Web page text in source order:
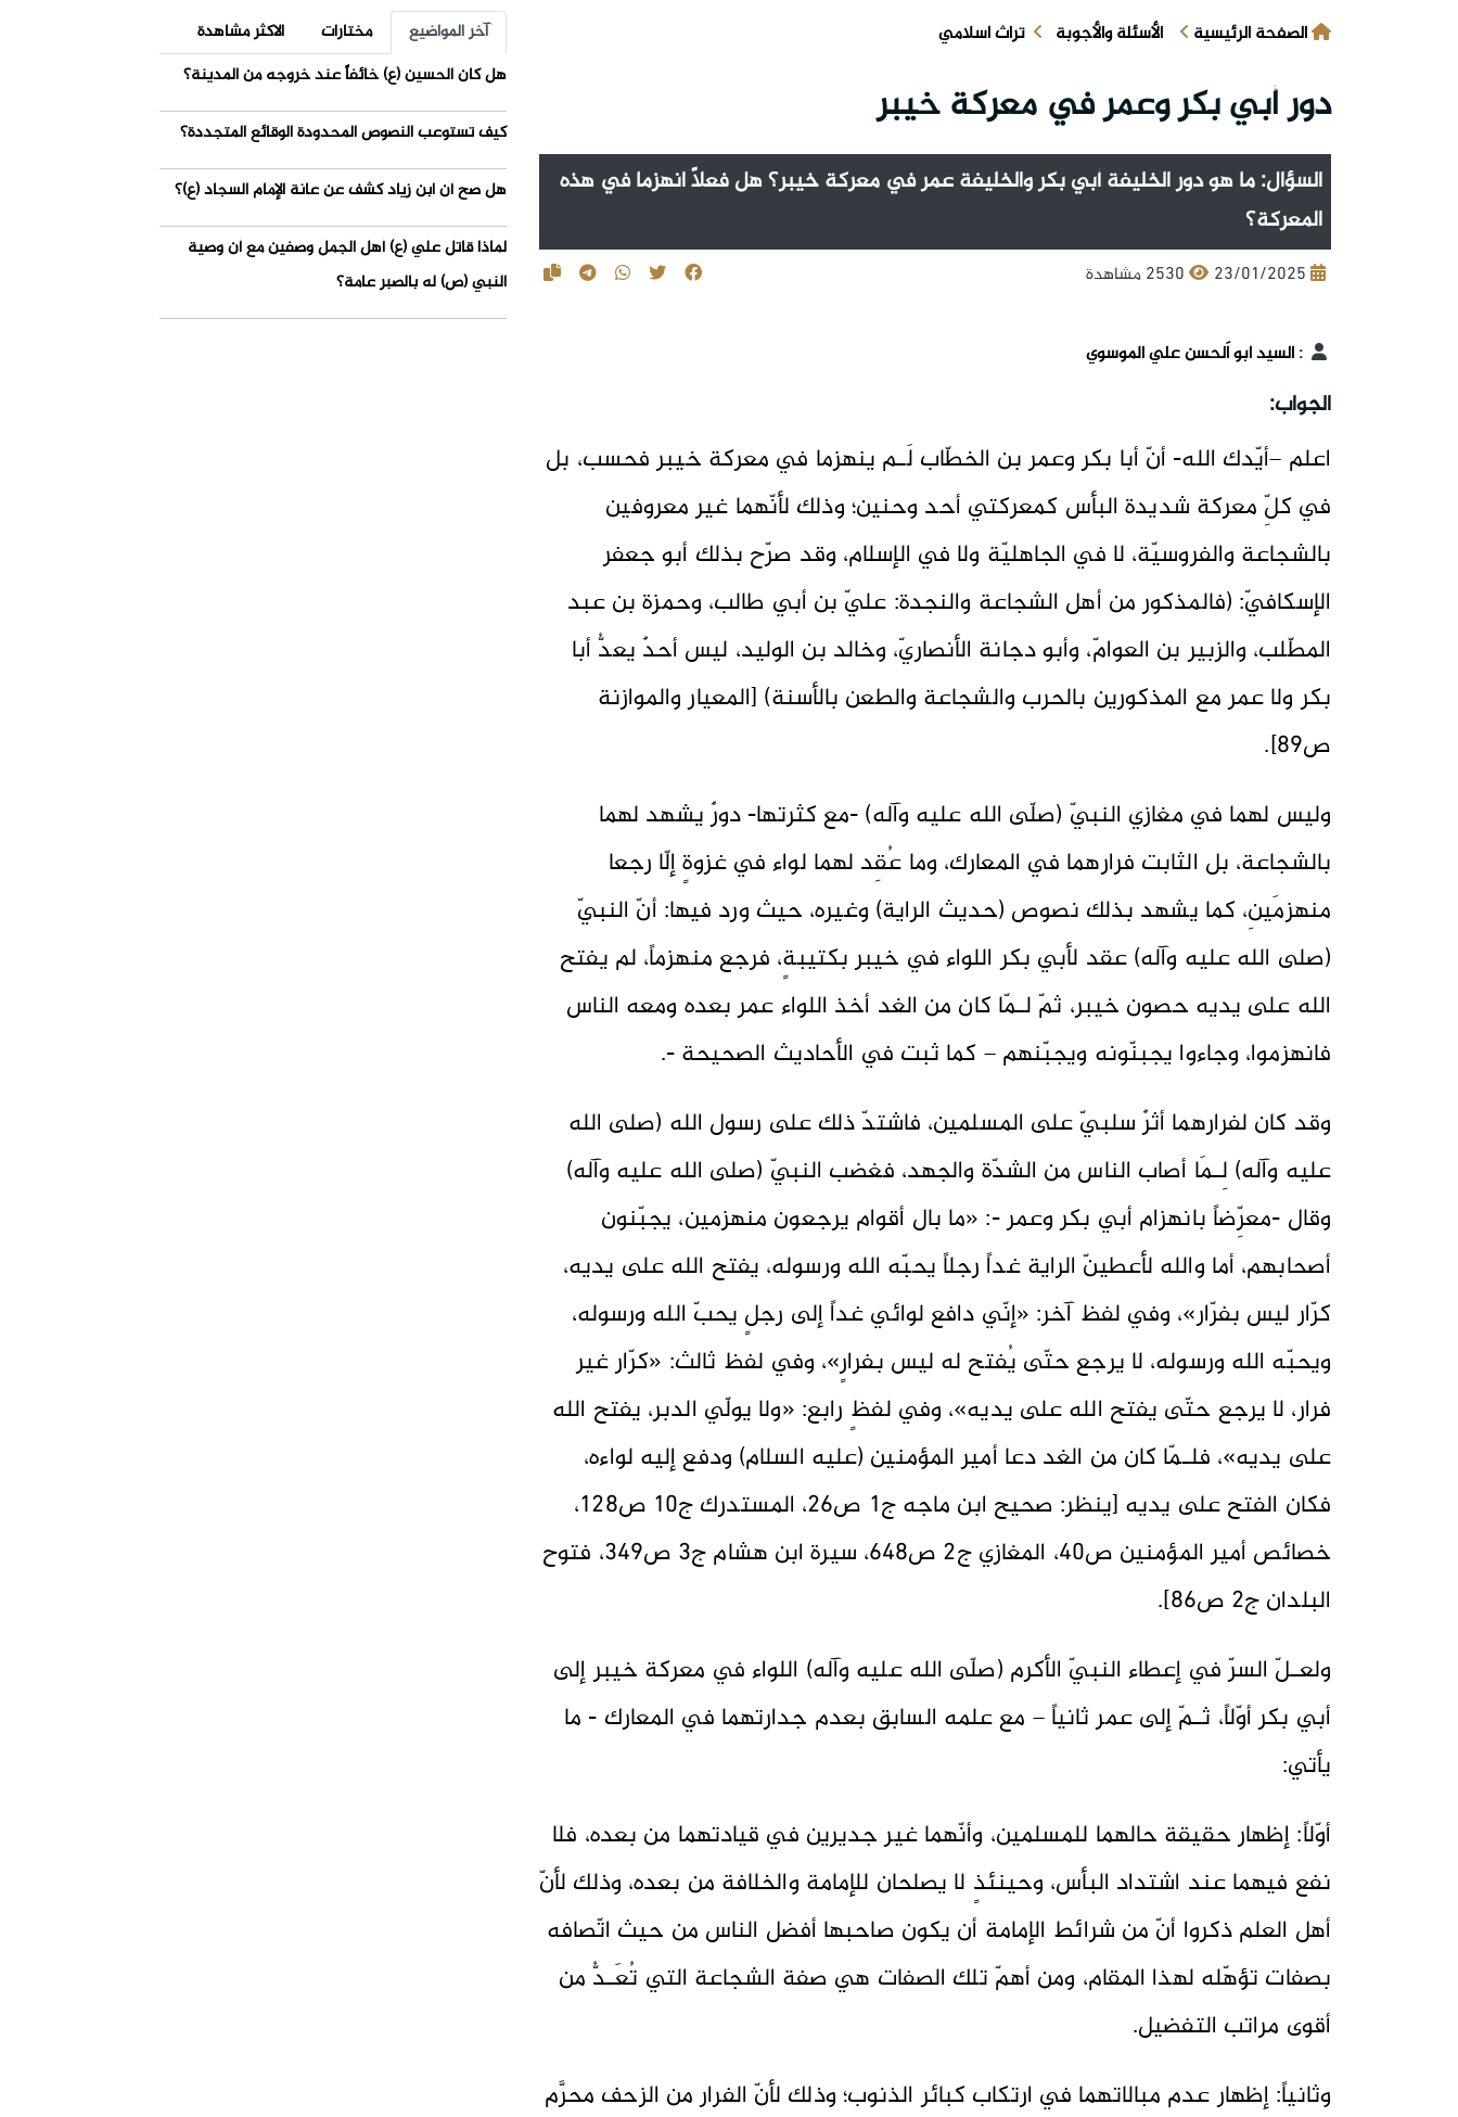
الصفحة الرئيسية الأسئلة والأجوبة تراث اسلامي
دور أبي بكر وعمر في معركة خيبر
السؤال: ما هو دور الخليفة أبي بكر والخليفة عمر في معركة خيبر؟ هل فعلاً انهزما في هذه
المعركة؟
23/01/2025 2530 مشاهدة
:السيد أبو اَلحسن علي الموسوي
الجواب:
اعلم –أيّدك الله- أنّ أبا بكر وعمر بن الخطّاب لَـم ينهزما في معركة خيبر فحسب، بل
في كلِّ معركة شديدة البأس كمعركتي أحد وحنين؛ وذلك لأنّهما غير معروفين
بالشجاعة والفروسيّة، لا في الجاهليّة ولا في الإسلام، وقد صرّح بذلك أبو جعفر
الإسكافيّ: (فالمذكور من أهل الشجاعة والنجدة: عليّ بن أبي طالب، وحمزة بن عبد
المطّلب، والزبير بن العوامّ، وأبو دجانة الأنصاريّ، وخالد بن الوليد، ليس أحدٌ يعدُّ أبا
بكر ولا عمر مع المذكورين بالحرب والشجاعة والطعن بالأسنة) [المعيار والموازنة
ص89].
وليس لهما في مغازي النبيّ (صلّى الله عليه وآله) -مع كثرتها- دورٌ يشهد لهما
بالشجاعة، بل الثابت فرارهما في المعارك، وما عُقِد لهما لواء في غزوةٍ إلّا رجعا
منهزمَينِ، كما يشهد بذلك نصوص (حديث الراية) وغيره، حيث ورد فيها: أنّ النبيّ
(صلى الله عليه وآله) عقد لأبي بكر اللواء في خيبر بكتيبةٍ، فرجع منهزماً، لم يفتح
الله على يديه حصون خيبر، ثمّ لـمّا كان من الغد أخذ اللواء عمر بعده ومعه الناس
فانهزموا، وجاءوا يجبنّونه ويجبّنهم – كما ثبت في الأحاديث الصحيحة -.
وقد كان لفرارهما أثرٌ سلبيّ على المسلمين، فاشتدّ ذلك على رسول الله (صلى الله
عليه وآله) لِـمَا أصاب الناس من الشدّة والجهد، فغضب النبيّ (صلى الله عليه وآله)
وقال -معرِّضاً بانهزام أبي بكر وعمر -: «ما بال أقوام يرجعون منهزمين، يجبّنون
أصحابهم، أما والله لأعطينّ الراية غداً رجلاً يحبّه الله ورسوله، يفتح الله على يديه،
كرّار ليس بفرّار»، وفي لفظ آخر: «إنّي دافع لوائي غداً إلى رجلٍ يحبّ الله ورسوله،
ويحبّه الله ورسوله، لا يرجع حتّى يُفتح له ليس بفرارٍ»، وفي لفظ ثالث: «كرّار غير
فرار، لا يرجع حتّى يفتح الله على يديه»، وفي لفظٍ رابع: «ولا يولّي الدبر، يفتح الله
على يديه»، فلـمّا كان من الغد دعا أمير المؤمنين (عليه السلام) ودفع إليه لواءه،
فكان الفتح على يديه [ينظر: صحيح ابن ماجه ج1 ص26، المستدرك ج10 ص128،
خصائص أمير المؤمنين ص40، المغازي ج2 ص648، سيرة ابن هشام ج3 ص349، فتوح
البلدان ج2 ص86].
ولعـلّ السرّ في إعطاء النبيّ الأكرم (صلّى الله عليه وآله) اللواء في معركة خيبر إلى
أبي بكر أوّلاً، ثـمّ إلى عمر ثانياً – مع علمه السابق بعدم جدارتهما في المعارك - ما
يأتي:
أوّلاً: إظهار حقيقة حالهما للمسلمين، وأنّهما غير جديرين في قيادتهما من بعده، فلا
نفع فيهما عند اشتداد البأس، وحينئذٍ لا يصلحان للإمامة والخلافة من بعده، وذلك لأنّ
أهل العلم ذكروا أنّ من شرائط الإمامة أن يكون صاحبها أفضل الناس من حيث اتّصافه
بصفات تؤهّله لهذا المقام، ومن أهمّ تلك الصفات هي صفة الشجاعة التي تُعَـدُّ من
أقوى مراتب التفضيل.
وثانياً: إظهار عدم مبالاتهما في ارتكاب كبائر الذنوب؛ وذلك لأنّ الفرار من الزحف محرَّم
آخر المواضيع مختارات
الاكثر مشاهدة
هل كان الحسين (ع) خائفاً عند خروجه من المدينة؟
كيف تستوعب النصوص المحدودة الوقائع المتجددة؟
هل صح أن ابن زياد كشف عن عانة الإمام السجاد (ع)؟
لماذا قاتل علي (ع) أهل الجمل وصفين مع أن وصية
النبي (ص) له بالصبر عامة؟